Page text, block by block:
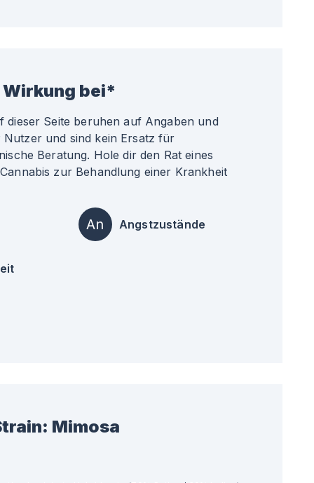
bei*
dieser Seite beruhen auf Angaben und
und sind kein Ersatz für
Beratung. Hole dir den Rat eines
zur Behandlung einer Krankheit
An Angstzustände
Mimosa